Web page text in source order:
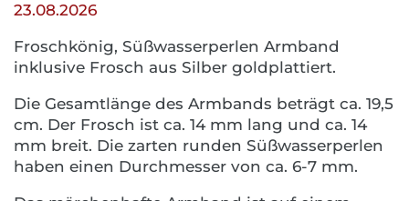
23.08.2026
Froschkönig, Süßwasserperlen Armband
inklusive Frosch aus Silber goldplattiert.
Die Gesamtlänge des Armbands beträgt ca. 19,5
cm. Der Frosch ist ca. 14 mm lang und ca. 14
mm breit. Die zarten runden Süßwasserperlen
haben einen Durchmesser von ca. 6-7 mm.